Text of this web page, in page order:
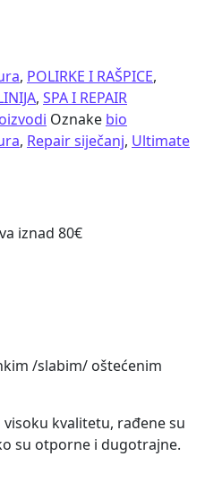
, POLIRKE I RAŠPICE,
, SPA I REPAIR
Oznake bio
, Repair siječanj, Ultimate
iznad 80€
/slabim/ oštećenim
kvalitetu, rađene su
su otporne i dugotrajne.